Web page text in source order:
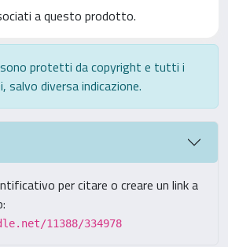
a questo prodotto.
sono protetti da copyright e tutti i
diversa indicazione.
per citare o creare un link a
11388/334978